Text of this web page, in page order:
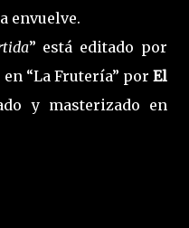
envuelve.
” está editado por
“La Frutería” por El
y masterizado en